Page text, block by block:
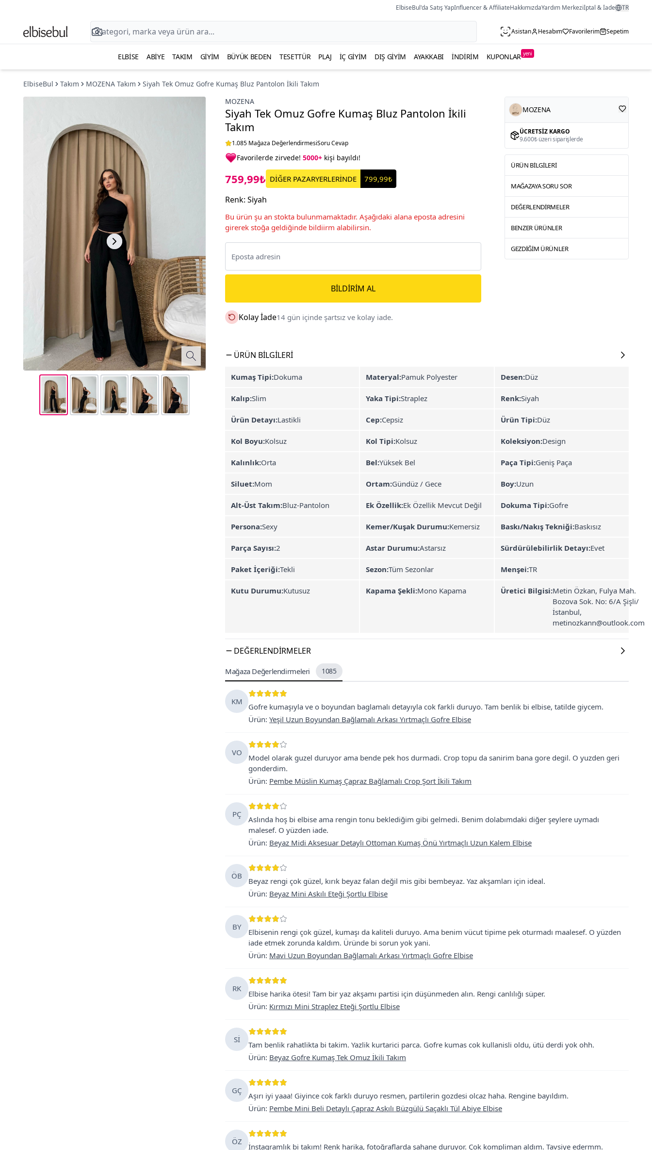
ElbiseBul'da Satış YapInfluencer & AffiliateHakkımızdaYardım Merkeziİptal & İade TR
Asistan Hesabım Favorilerim Sepetim
ELBISE ABIYE TAKIM GIYIM BÜYÜK BEDEN TESETTÜR PLAJ İÇ GIYIM DIŞ GIYIM AYAKKABI İNDIRIM KUPONLAR yeni
ElbiseBul Takım MOZENA Takım
Siyah Tek Omuz Gofre Kumaş Bluz Pantolon İkili Takım
MOZENA
Siyah Tek Omuz Gofre Kumaş Bluz Pantolon İkili
Takım
1.085 Mağaza DeğerlendirmesiSoru Cevap
Favorilerde zirvede! 5000+ kişi bayıldı!
759,99₺ DİĞER PAZARYERLERİNDE 799,99₺
Renk: Siyah
Bu ürün şu an stokta bulunmamaktadır. Aşağıdaki alana eposta adresini
girerek stoğa geldiğinde bildiirm alabilirsin.
BILDIRIM AL
Kolay İade14 gün içinde şartsız ve kolay iade.
MOZENA
ÜCRETSIZ KARGO
9.600₺ üzeri siparişlerde
ÜRÜN BILGILERI
MAĞAZAYA SORU SOR
DEĞERLENDIRMELER
BENZER ÜRÜNLER
GEZDIĞIM ÜRÜNLER
ÜRÜN BILGILERI
Kumaş Tipi:Dokuma Materyal:Pamuk Polyester Desen:Düz
Kalıp:Slim Yaka Tipi:Straplez Renk:Siyah
Ürün Detayı:Lastikli Cep:Cepsiz Ürün Tipi:Düz
Kol Boyu:Kolsuz Kol Tipi:Kolsuz Koleksiyon:Design
Kalınlık:Orta Bel:Yüksek Bel Paça Tipi:Geniş Paça
Siluet:Mom Ortam:Gündüz / Gece Boy:Uzun
Alt-Üst Takım:Bluz-Pantolon Ek Özellik:Ek Özellik Mevcut Değil Dokuma Tipi:Gofre
Persona:Sexy Kemer/Kuşak Durumu:Kemersiz Baskı/Nakış Tekniği:Baskısız
Parça Sayısı:2 Astar Durumu:Astarsız Sürdürülebilirlik Detayı:Evet
Paket İçeriği:Tekli Sezon:Tüm Sezonlar Menşei:TR
Kutu Durumu:Kutusuz Kapama Şekli:Mono Kapama Üretici Bilgisi:Metin Özkan, Fulya Mah.
Bozova Sok. No: 6/A Şişli/
İstanbul,
metinozkann@outlook.com
DEĞERLENDIRMELER
Mağaza Değerlendirmeleri 1085
KM
Gofre kumaşıyla ve o boyundan baglamalı detayıyla cok farkli duruyo. Tam benlik bi elbise, tatilde giycem.
Ürün: Yeşil Uzun Boyundan Bağlamalı Arkası Yırtmaçlı Gofre Elbise
VO
Model olarak guzel duruyor ama bende pek hos durmadi. Crop topu da sanirim bana gore degil. O yuzden geri
gonderdim.
Ürün: Pembe Müslin Kumaş Çapraz Bağlamalı Crop Şort İkili Takım
PÇ
Aslında hoş bi elbise ama rengin tonu beklediğim gibi gelmedi. Benim dolabımdaki diğer şeylere uymadı
malesef. O yüzden iade.
Ürün: Beyaz Midi Aksesuar Detaylı Ottoman Kumaş Önü Yırtmaçlı Uzun Kalem Elbise
ÖB
Beyaz rengi çok güzel, kırık beyaz falan değil mis gibi bembeyaz. Yaz akşamları için ideal.
Ürün: Beyaz Mini Askılı Eteği Şortlu Elbise
BY
Elbisenin rengi çok güzel, kumaşı da kaliteli duruyo. Ama benim vücut tipime pek oturmadı maalesef. O yüzden
iade etmek zorunda kaldım. Üründe bi sorun yok yani.
Ürün: Mavi Uzun Boyundan Bağlamalı Arkası Yırtmaçlı Gofre Elbise
RK
Elbise harika ötesi! Tam bir yaz akşamı partisi için düşünmeden alın. Rengi canlılığı süper.
Ürün: Kırmızı Mini Straplez Eteği Şortlu Elbise
Sİ
Tam benlik rahatlikta bi takim. Yazlik kurtarici parca. Gofre kumas cok kullanisli oldu, ütü derdi yok ohh.
Ürün: Beyaz Gofre Kumaş Tek Omuz İkili Takım
GÇ
Aşırı iyi yaaa! Giyince cok farklı duruyo resmen, partilerin gozdesi olcaz haha. Rengine bayıldım.
Ürün: Pembe Mini Beli Detaylı Çapraz Askılı Büzgülü Saçaklı Tül Abiye Elbise
ÖZ
İnstagramlık bi takım! Renk harika, fotoğraflarda şahane duruyor. Çok kompliman aldım. Tavsiye edermm.